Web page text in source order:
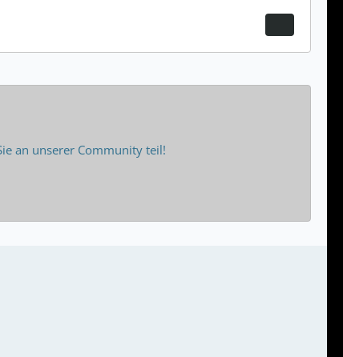
an unserer Community teil!